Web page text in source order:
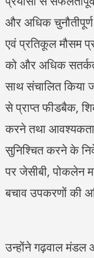
और अधिक
एवं प्रतिकूल मौसम
को और अधिक
साथ संचालित किया
से प्राप्त फीडबैक,
करने तथा
सुनिश्चित करने के
पर जेसीबी, पोकलेन
बचाव उपकरणों की
उन्होंने गढ़वाल मंडल